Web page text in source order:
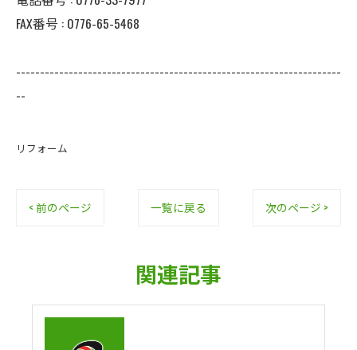
FAX番号 : 0776-65-5468
--------------------------------------------------------------------
--
リフォーム
< 前のページ 一覧に戻る 次のページ >
関連記事